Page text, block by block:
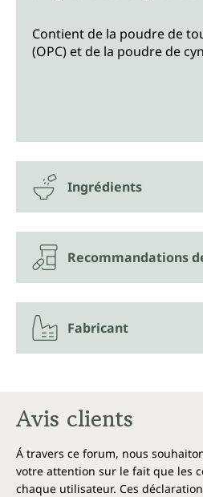
Contient de la poudre de
(OPC) et de la poudre de
Ingrédients
Recommandations
Fabricant
Avis clients
Á travers ce forum, nous
votre attention sur le fait que les
chaque utilisateur. Ces